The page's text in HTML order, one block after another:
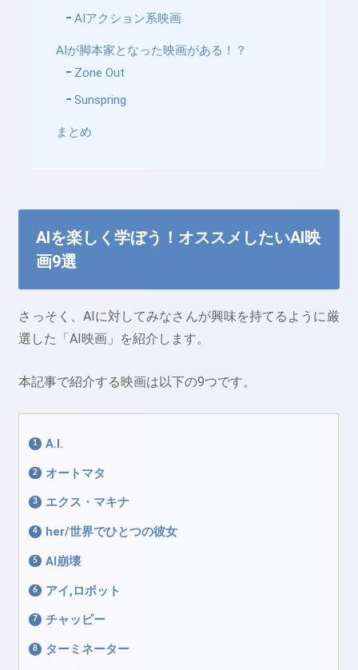
AIアクション系映画
AIが脚本家となった映画がある！？
Zone Out
Sunspring
まとめ
AIを楽しく学ぼう！オススメしたいAI映
画9選
さっそく、AIに対してみなさんが興味を持てるように厳
選した「AI映画」を紹介します。
本記事で紹介する映画は以下の9つです。
A.I.
オートマタ
エクス・マキナ
her/世界でひとつの彼女
AI崩壊
アイ,ロボット
チャッピー
ターミネーター